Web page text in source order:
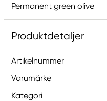
Permanent green olive
Produktdetaljer
Artikelnummer
Varumärke
Kategori